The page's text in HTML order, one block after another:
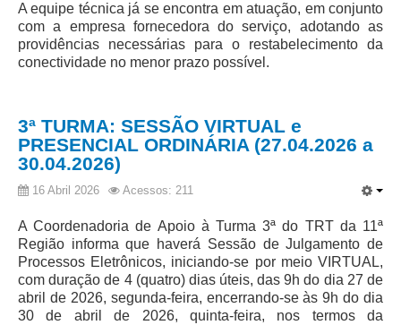
A equipe técnica já se encontra em atuação, em conjunto
com a empresa fornecedora do serviço, adotando as
providências necessárias para o restabelecimento da
conectividade no menor prazo possível.
3ª TURMA: SESSÃO VIRTUAL e
PRESENCIAL ORDINÁRIA (27.04.2026 a
30.04.2026)
16 Abril 2026 Acessos: 211
A Coordenadoria de Apoio à Turma 3ª do TRT da 11ª
Região informa que haverá Sessão de Julgamento de
Processos Eletrônicos, iniciando-se por meio VIRTUAL,
com duração de 4 (quatro) dias úteis, das 9h do dia 27 de
abril de 2026, segunda-feira, encerrando-se às 9h do dia
30 de abril de 2026, quinta-feira, nos termos da